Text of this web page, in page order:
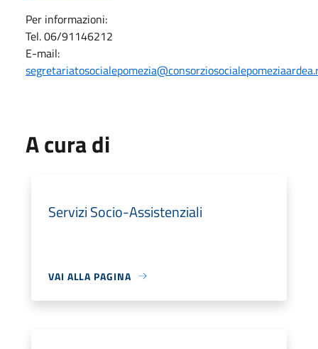
Per informazioni:
Tel. 06/91146212
E-mail:
A cura di
Servizi Socio-Assistenziali
VAI ALLA PAGINA